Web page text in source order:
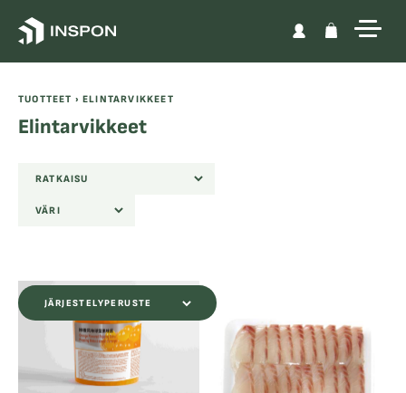
TUOTTEET › ELINTARVIKKEET
Elintarvikkeet